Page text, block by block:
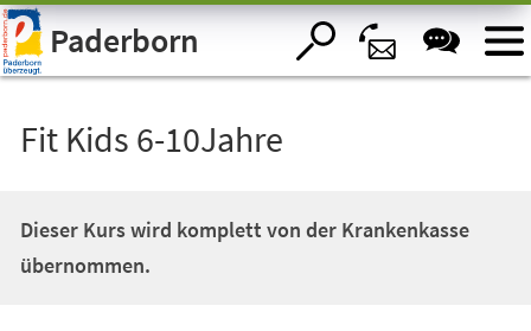
Visuelle
Assistenzsoftware
öffnen.Paderborn
Fit Kids 6-10Jahre
Dieser Kurs wird komplett von der Krankenkasse
übernommen.